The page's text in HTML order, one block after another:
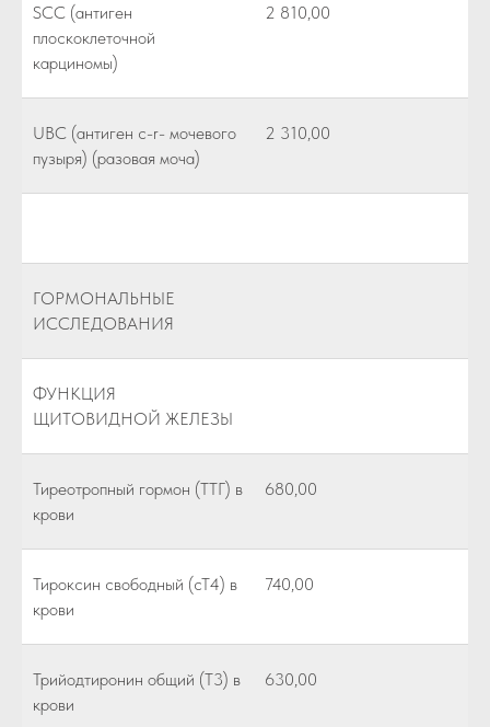
SCC (антиген
плоскоклеточной
карциномы)
2 810,00
UBC (антиген c-r- мочевого
пузыря) (разовая моча)
2 310,00
ГОРМОНАЛЬНЫЕ
ИССЛЕДОВАНИЯ
ФУНКЦИЯ
ЩИТОВИДНОЙ ЖЕЛЕЗЫ
Тиреотропный гормон (ТТГ) в
крови
680,00
Тироксин свободный (сТ4) в
крови
740,00
Трийодтиронин общий (Т3) в
крови
630,00